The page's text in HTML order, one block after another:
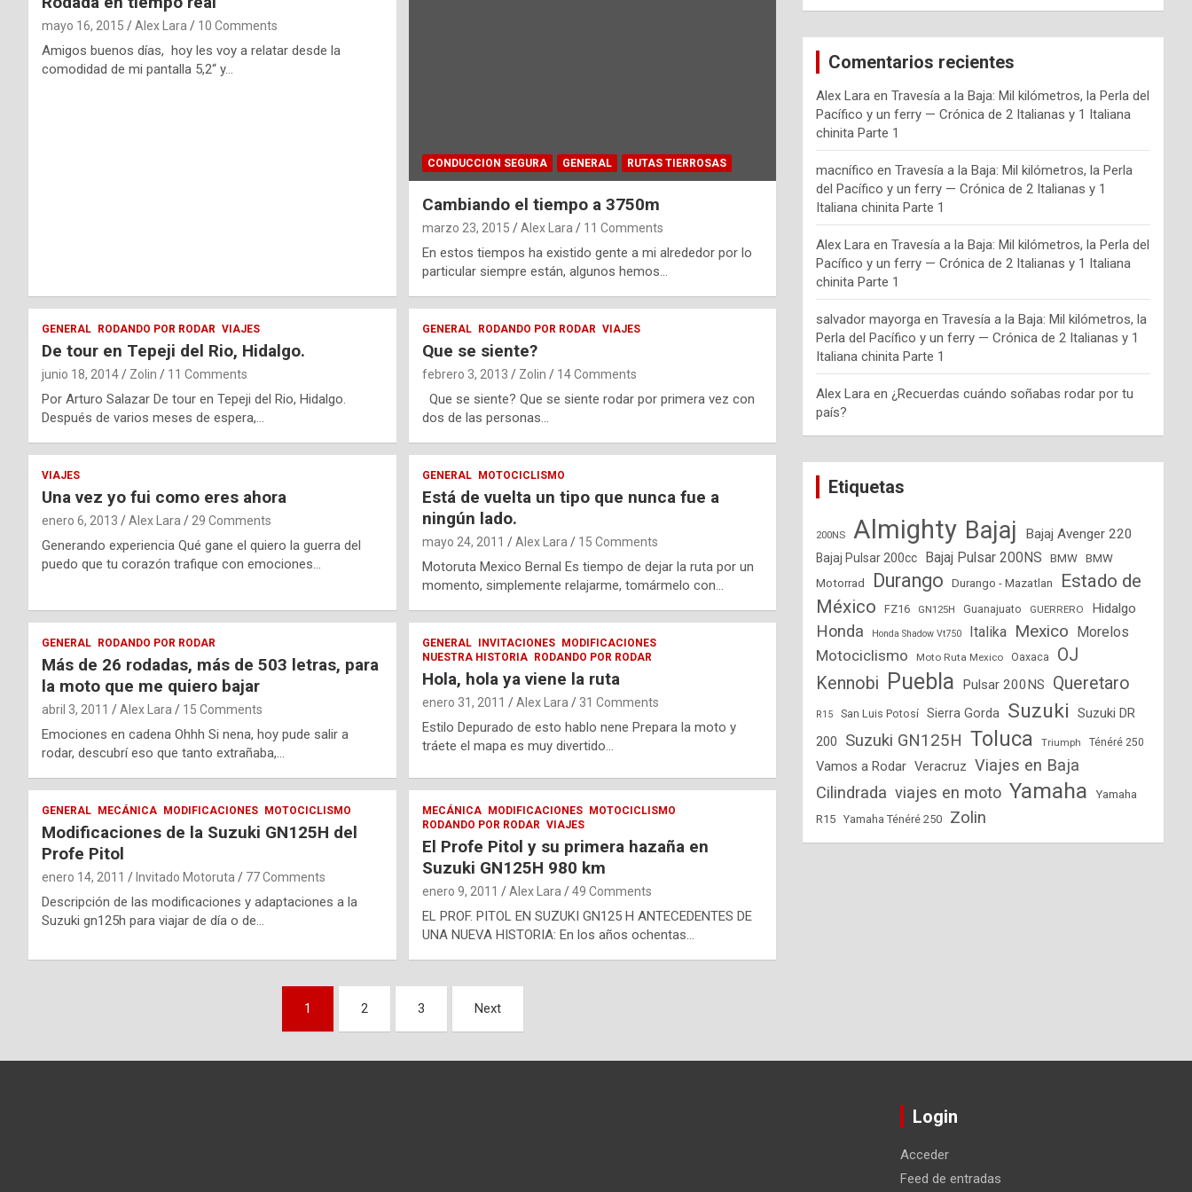
mayo 16, 2015 Alex Lara 10 Comments
Amigos buenos días, hoy les voy a relatar desde la
comodidad de mi pantalla 5,2“ y…
CONDUCCION SEGURA GENERAL RUTAS TIERROSAS
Cambiando el tiempo a 3750m
marzo 23, 2015 Alex Lara 11 Comments
En estos tiempos ha existido gente a mi alrededor por lo
particular siempre están, algunos hemos…
GENERAL RODANDO POR RODAR VIAJES
De tour en Tepeji del Rio, Hidalgo.
junio 18, 2014 Zolin 11 Comments
Por Arturo Salazar De tour en Tepeji del Rio, Hidalgo.
Después de varios meses de espera,…
GENERAL RODANDO POR RODAR VIAJES
Que se siente?
febrero 3, 2013 Zolin 14 Comments
Que se siente? Que se siente rodar por primera vez con
dos de las personas…
VIAJES
Una vez yo fui como eres ahora
enero 6, 2013 Alex Lara 29 Comments
Generando experiencia Qué gane el quiero la guerra del
puedo que tu corazón trafique con emociones…
GENERAL MOTOCICLISMO
Está de vuelta un tipo que nunca fue a
ningún lado.
mayo 24, 2011 Alex Lara 15 Comments
Motoruta Mexico Bernal Es tiempo de dejar la ruta por un
momento, simplemente relajarme, tomármelo con…
GENERAL RODANDO POR RODAR
Más de 26 rodadas, más de 503 letras, para
la moto que me quiero bajar
abril 3, 2011 Alex Lara 15 Comments
Emociones en cadena Ohhh Si nena, hoy pude salir a
rodar, descubrí eso que tanto extrañaba,…
GENERAL INVITACIONES MODIFICACIONES
NUESTRA HISTORIA RODANDO POR RODAR
Hola, hola ya viene la ruta
enero 31, 2011 Alex Lara 31 Comments
Estilo Depurado de esto hablo nene Prepara la moto y
tráete el mapa es muy divertido…
GENERAL MECÁNICA MODIFICACIONES MOTOCICLISMO
Modificaciones de la Suzuki GN125H del
Profe Pitol
enero 14, 2011 Invitado Motoruta 77 Comments
Descripción de las modificaciones y adaptaciones a la
Suzuki gn125h para viajar de día o de…
MECÁNICA MODIFICACIONES MOTOCICLISMO
RODANDO POR RODAR VIAJES
El Profe Pitol y su primera hazaña en
Suzuki GN125H 980 km
enero 9, 2011 Alex Lara 49 Comments
EL PROF. PITOL EN SUZUKI GN125 H ANTECEDENTES DE
UNA NUEVA HISTORIA: En los años ochentas…
1 2 3 Next
Comentarios recientes
Alex Lara enTravesía a la Baja: Mil kilómetros, la Perla del
Pacífico y un ferry — Crónica de 2 Italianas y 1 Italiana
chinita Parte 1
macnífico enTravesía a la Baja: Mil kilómetros, la Perla
del Pacífico y un ferry — Crónica de 2 Italianas y 1
Italiana chinita Parte 1
Alex Lara enTravesía a la Baja: Mil kilómetros, la Perla del
Pacífico y un ferry — Crónica de 2 Italianas y 1 Italiana
chinita Parte 1
salvador mayorga enTravesía a la Baja: Mil kilómetros, la
Perla del Pacífico y un ferry — Crónica de 2 Italianas y 1
Italiana chinita Parte 1
Alex Lara en¿Recuerdas cuándo soñabas rodar por tu
país?
Etiquetas
200NS Almighty Bajaj Bajaj Avenger 220
Bajaj Pulsar 200cc Bajaj Pulsar 200NS BMW
BMW
Motorrad
Durango Durango - Mazatlan
Estado de
México
FZ16 GN125H Guanajuato GUERRERO Hidalgo
Honda Honda Shadow Vt750 Italika Mexico Morelos
Motociclismo Moto Ruta Mexico Oaxaca
OJ
Kennobi
Puebla Pulsar 200NS Queretaro
R15 San Luis Potosí Sierra Gorda Suzuki
Suzuki DR
200
Suzuki GN125H Toluca Triumph Ténéré 250
Vamos a Rodar Veracruz Viajes en Baja
Cilindrada viajes en moto Yamaha
Yamaha
R15
Yamaha Ténéré 250 Zolin
Login
Acceder
Feed de entradas